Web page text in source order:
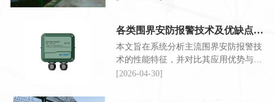
各类围界安防报警技术及优缺点说明-1
本文旨在系统分析主流围界安防报警技
术的性能特征，并对比其应用优势与技
术局限。
[2026-04-30]